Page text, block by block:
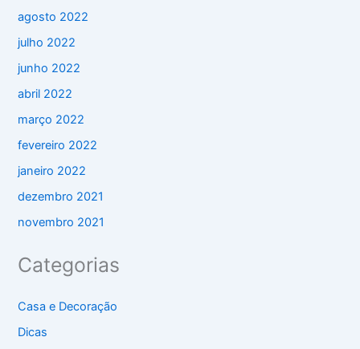
agosto 2022
julho 2022
junho 2022
abril 2022
março 2022
fevereiro 2022
janeiro 2022
dezembro 2021
novembro 2021
Categorias
Casa e Decoração
Dicas